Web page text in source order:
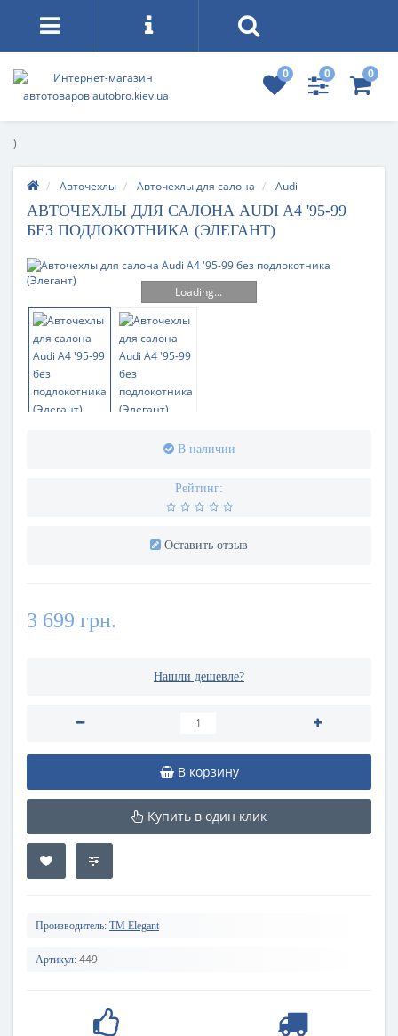
0 0 0
)
Авточехлы Авточехлы для салона Audi
АВТОЧЕХЛЫ ДЛЯ САЛОНА AUDI A4 '95-99
БЕЗ ПОДЛОКОТНИКА (ЭЛЕГАНТ)
Loading...
В наличии
Рейтинг:
Оставить отзыв
3 699 грн.
Нашли дешевле?
В корзину
Купить в один клик
Производитель: TM Elegant
Артикул: 449